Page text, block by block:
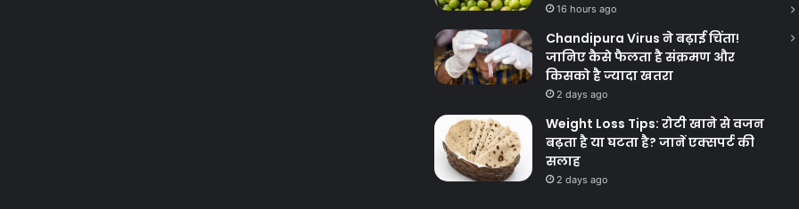
16 hours ago
Chandipura Virus ने बढ़ाई चिंता!
जानिए कैसे फैलता है संक्रमण और
किसको है ज्यादा खतरा
2 days ago
Weight Loss Tips: रोटी खाने से वजन
बढ़ता है या घटता है? जानें एक्सपर्ट की
सलाह
2 days ago